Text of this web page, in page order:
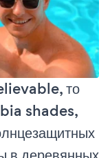
то
shades,